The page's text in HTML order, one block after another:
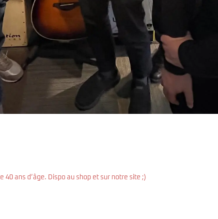
40 ans d’âge. Dispo au shop et sur notre site ;)